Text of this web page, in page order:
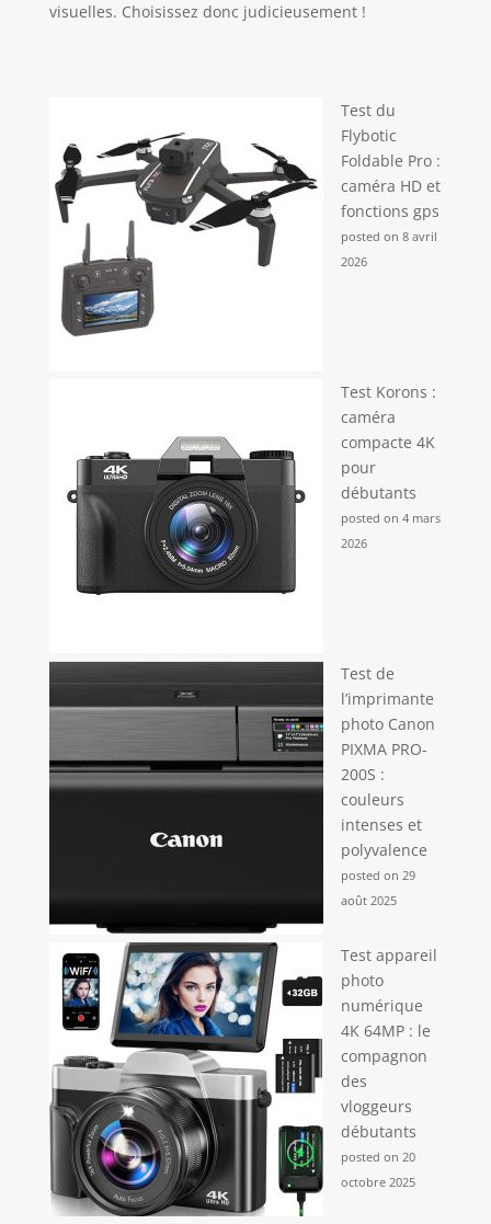
visuelles. Choisissez donc judicieusement !
Test du
Flybotic
Foldable Pro :
caméra HD et
fonctions gps
posted on 8 avril
2026
Test Korons :
caméra
compacte 4K
pour
débutants
posted on 4 mars
2026
Test de
l’imprimante
photo Canon
PIXMA PRO-
200S :
couleurs
intenses et
polyvalence
posted on 29
août 2025
Test appareil
photo
numérique
4K 64MP : le
compagnon
des
vloggeurs
débutants
posted on 20
octobre 2025